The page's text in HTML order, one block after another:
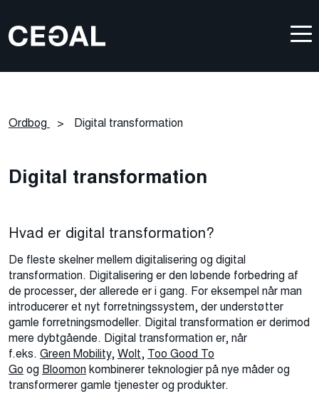
Ordbog > Digital transformation
Digital transformation
Hvad er digital transformation?
De fleste skelner mellem digitalisering og digital
transformation. Digitalisering er den løbende forbedring af
de processer, der allerede er i gang. For eksempel når man
introducerer et nyt forretningssystem, der understøtter
gamle forretningsmodeller. Digital transformation er derimod
mere dybtgående. Digital transformation er, når
f.eks. Green Mobility,Wolt, Too Good To
Go og Bloomon kombinerer teknologier på nye måder og
transformerer gamle tjenester og produkter.